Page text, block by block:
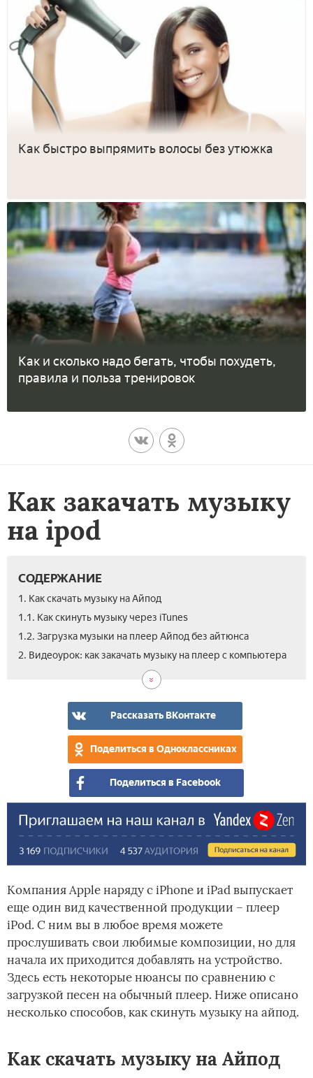
Как быстро выпрямить волосы без утюжка
Как и сколько надо бегать, чтобы похудеть,
правила и польза тренировок
Как закачать музыку
на ipod
СОДЕРЖАНИЕ
1. Как скачать музыку на Айпод
1.1. Как скинуть музыку через iTunes
1.2. Загрузка музыки на плеер Айпод без айтюнса
2. Видеоурок: как закачать музыку на плеер с компьютера
Рассказать ВКонтакте
Поделиться в Одноклассниках
Поделиться в Facebook
Компания Apple наряду с iPhone и iPad выпускает
еще один вид качественной продукции – плеер
iPod. С ним вы в любое время можете
прослушивать свои любимые композиции, но для
начала их приходится добавлять на устройство.
Здесь есть некоторые нюансы по сравнению с
загрузкой песен на обычный плеер. Ниже описано
несколько способов, как скинуть музыку на айпод.
Как скачать музыку на Айпод